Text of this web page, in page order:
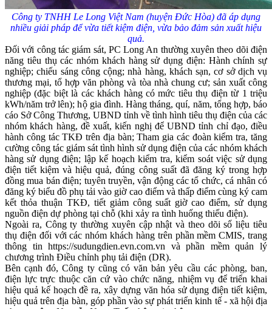
Công ty TNHH Le Long Việt Nam (huyện Đức Hòa) đã áp dụng
nhiều giải pháp để vừa tiết kiệm điện, vừa bảo đảm sản xuất hiệu
quả.
Đối với công tác giám sát, PC Long An thường xuyên theo dõi điện
năng tiêu thụ các nhóm khách hàng sử dụng điện: Hành chính sự
nghiệp; chiếu sáng công cộng; nhà hàng, khách sạn, cơ sở dịch vụ
thương mại, tổ hợp văn phòng và tòa nhà chung cư; sản xuất công
nghiệp (đặc biệt là các khách hàng có mức tiêu thụ điện từ 1 triệu
kWh/năm trở lên); hộ gia đình. Hàng tháng, quí, năm, tổng hợp, báo
cáo Sở Công Thương, UBND tỉnh về tình hình tiêu thụ điện của các
nhóm khách hàng, đề xuất, kiến nghị để UBND tỉnh chỉ đạo, điều
hành công tác TKĐ trên địa bàn; Tham gia các đoàn kiểm tra, tăng
cường công tác giám sát tình hình sử dụng điện của các nhóm khách
hàng sử dụng điện; lập kế hoạch kiểm tra, kiểm soát việc sử dụng
điện tiết kiệm và hiệu quả, đúng công suất đã đăng ký trong hợp
đồng mua bán điện; tuyên truyền, vận động các tổ chức, cá nhân có
đăng ký biểu đồ phụ tải vào giờ cao điểm và thấp điểm cùng ký cam
kết thỏa thuận TKĐ, tiết giảm công suất giờ cao điểm, sử dụng
nguồn điện dự phòng tại chỗ (khi xảy ra tình huống thiếu điện).
Ngoài ra, Công ty thường xuyên cập nhật và theo dõi số liệu tiêu
thụ điện đối với các nhóm khách hàng trên phần mềm CMIS, trang
thông tin https://sudungdien.evn.com.vn và phần mềm quản lý
chương trình Điều chỉnh phụ tải điện (DR).
Bên cạnh đó, Công ty cũng có văn bản yêu cầu các phòng, ban,
điện lực trực thuộc căn cứ vào chức năng, nhiệm vụ để triển khai
hiệu quả kế hoạch đề ra, xây dựng văn hóa sử dụng điện tiết kiệm,
hiệu quả trên địa bàn, góp phần vào sự phát triển kinh tế - xã hội địa